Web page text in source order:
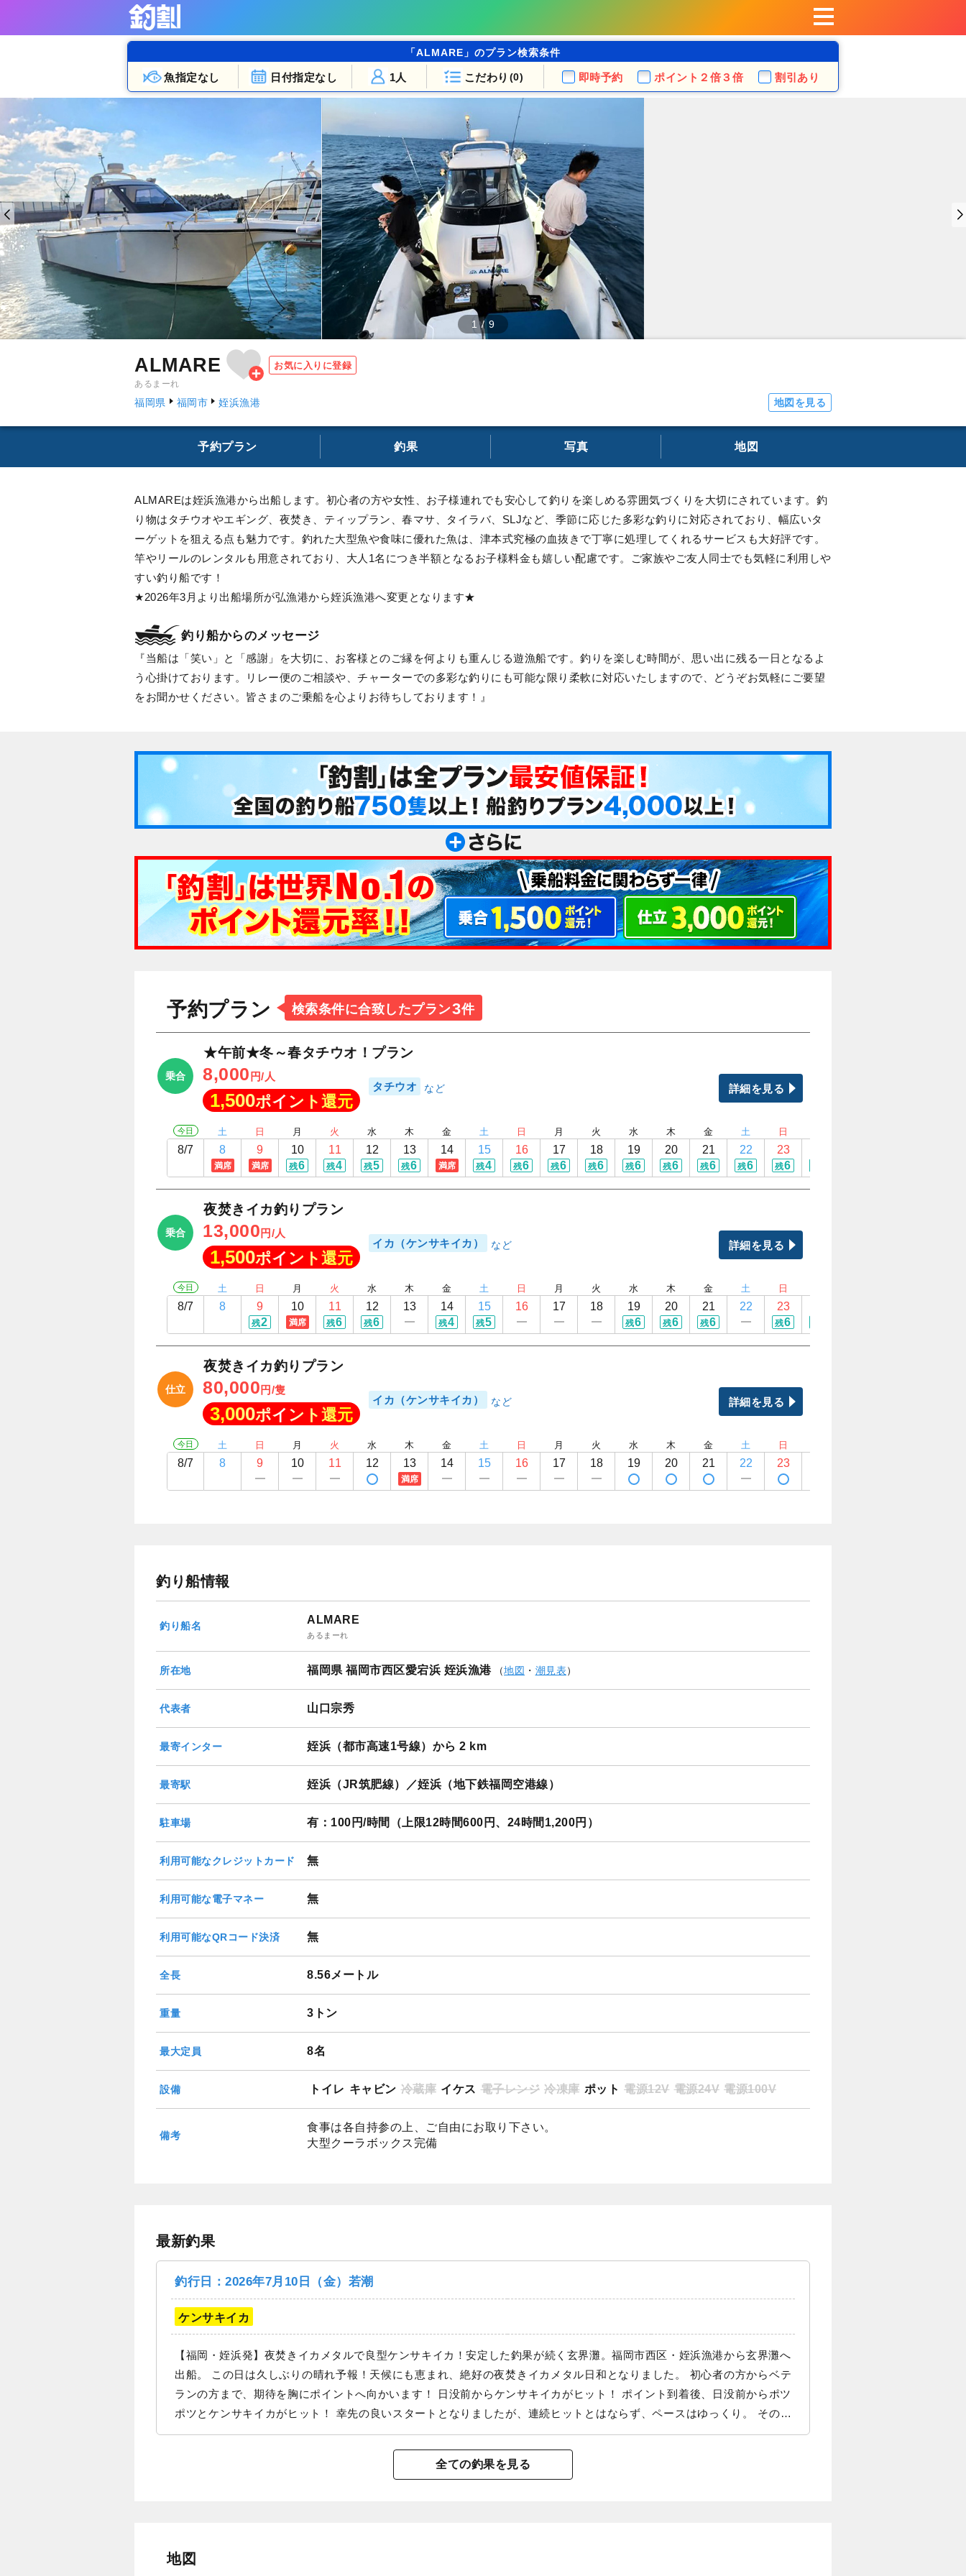
「ALMARE」のプラン検索条件
魚指定なし 日付指定なし こだわり (0)
1人 即時予約 ポイント ２倍３倍 割引あり
1 / 9
ALMARE
あるまーれ
お気に入りに登録
福岡県 福岡市 姪浜漁港 地図を見る
予約プラン 釣果 写真 地図
ALMAREは姪浜漁港から出船します。初心者の方や女性、お子様連れでも安心して釣りを楽しめる雰囲気づくりを大切にされています。釣
り物はタチウオやエギング、夜焚き、ティップラン、春マサ、タイラバ、SLJなど、季節に応じた多彩な釣りに対応されており、幅広いタ
ーゲットを狙える点も魅力です。釣れた大型魚や食味に優れた魚は、津本式究極の血抜きで丁寧に処理してくれるサービスも大好評です。
竿やリールのレンタルも用意されており、大人1名につき半額となるお子様料金も嬉しい配慮です。ご家族やご友人同士でも気軽に利用しや
すい釣り船です！
★2026年3月より出船場所が弘漁港から姪浜漁港へ変更となります★
釣り船からのメッセージ
当船は「笑い」と「感謝」を大切に、お客様とのご縁を何よりも重んじる遊漁船です。釣りを楽しむ時間が、思い出に残る一日となるよ
う心掛けております。リレー便のご相談や、チャーターでの多彩な釣りにも可能な限り柔軟に対応いたしますので、どうぞお気軽にご要望
をお聞かせください。皆さまのご乗船を心よりお待ちしております！
予約プラン 検索条件に合致したプラン3件
乗合
★午前★冬～春タチウオ！プラン
8,000 円/人
1,500ポイント還元
タチウオ 詳細を見る
今日
8/7
土
8
満席
日
9
満席
月
10
残6
火
11
残4
水
12
残5
木
13
残6
金
14
満席
土
15
残4
日
16
残6
月
17
残6
火
18
残6
水
19
残6
木
20
残6
金
21
残6
土
22
残6
日
23
残6
乗合
夜焚きイカ釣りプラン
13,000 円/人
1,500ポイント還元
イカ（ケンサキイカ） 詳細を見る
今日
8/7
土
8
日
9
残2
月
10
満席
火
11
残6
水
12
残6
木
13
金
14
残4
土
15
残5
日
16
月
17
火
18
水
19
残6
木
20
残6
金
21
残6
土
22
日
23
残6
仕立
夜焚きイカ釣りプラン
80,000 円/隻
3,000ポイント還元
イカ（ケンサキイカ） 詳細を見る
今日
8/7
土
8
日
9
月
10
火
11
水
12
木
13
満席
金
14
土
15
日
16
月
17
火
18
水
19
木
20
金
21
土
22
日
23
釣り船情報
釣り船名
ALMARE
あるまーれ
所在地 福岡県 福岡市西区愛宕浜 姪浜漁港 （地図 ・ 潮見表）
代表者 山口宗秀
最寄インター 姪浜（都市高速1号線）から 2 km
最寄駅 姪浜（JR筑肥線）／姪浜（地下鉄福岡空港線）
駐車場 有：100円/時間（上限12時間600円、24時間1,200円）
利用可能なクレジットカード 無
利用可能な電子マネー 無
利用可能なQRコード決済 無
全長 8.56メートル
重量 3トン
最大定員 8名
設備 トイレ キャビン 冷蔵庫 イケス 電子レンジ 冷凍庫 ポット 電源12V 電源24V 電源100V
備考
食事は各自持参の上、ご自由にお取り下さい。
大型クーラボックス完備
最新釣果
釣行日：2026年7月10日（金）若潮
ケンサキイカ
【福岡・姪浜発】夜焚きイカメタルで良型ケンサキイカ！安定した釣果が続く玄界灘。福岡市西区・姪浜漁港から玄界灘へ
出船。 この日は久しぶりの晴れ予報！天候にも恵まれ、絶好の夜焚きイカメタル日和となりました。 初心者の方からベテ
ランの方まで、期待を胸にポイントへ向かいます！ 日没前からケンサキイカがヒット！ ポイント到着後、日没前からポツ
ポツとケンサキイカがヒット！ 幸先の良いスタートとなりましたが、連続ヒットとはならず、ペースはゆっくり。 その日
のイカの活性や棚を探りながら、皆さん丁寧に誘いを続けていきます。集魚灯点灯後に徐々にペースアップ！ 集魚灯を点灯
全ての釣果を見る
地図
/9